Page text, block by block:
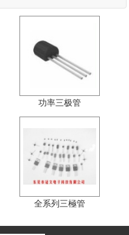
功率三极管
全系列三極管